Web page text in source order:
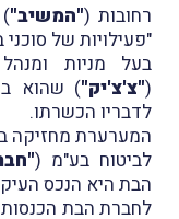
רחובות ("המשיב"
"פעילויות של סוכני
בעל מניות
("צ'צ'יק") שהוא
לדבריו הכשרתו.
לביטוח בע"מ (
הבת היא הנכס